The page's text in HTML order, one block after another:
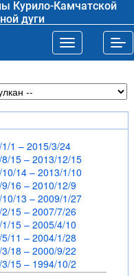
Курило-Камчатской
дуги
Toggle
1 – 2015/3/24
15 – 2013/12/15
14 – 2013/1/10
16 – 2010/12/9
13 – 2009/1/27
15 – 2007/7/26
15 – 2005/4/10
11 – 2004/1/28
18 – 2000/9/22
15 – 1994/10/2